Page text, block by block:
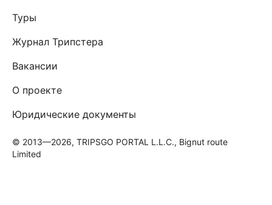
Туры
Журнал Трипстера
Вакансии
О проекте
Юридические документы
© 2013—2026, TRIPSGO PORTAL L.L.C., Bignut route
Limited